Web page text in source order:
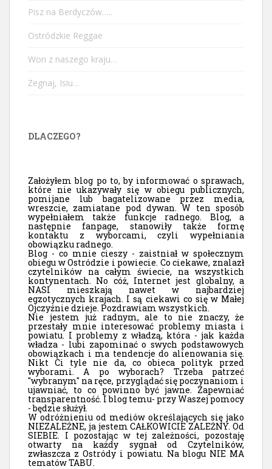
Pisz na Berdyczów…..
Ostródzkie Reggae
Won z naszego kraju…
Żegnaj, Isiu…
DLACZEGO?
Założyłem blog po to, by informować o sprawach,
które nie ukazywały się w obiegu publicznych,
pomijane lub bagatelizowane przez media,
wreszcie, zamiatane pod dywan. W ten sposób
wypełniałem także funkcje radnego. Blog, a
następnie fanpage, stanowiły także formę
kontaktu z wyborcami, czyli wypełniania
obowiązku radnego.
Blog - co mnie cieszy - zaistniał w społecznym
obiegu w Ostródzie i powiecie. Co ciekawe, znalazł
czytelników na całym świecie, na wszystkich
kontynentach. No cóż, Internet jest globalny, a
NASI mieszkają nawet w najbardziej
egzotycznych krajach. I są ciekawi co się w Małej
Ojczyźnie dzieje. Pozdrawiam wszystkich.
Nie jestem już radnym, ale to nie znaczy, że
przestały mnie interesować problemy miasta i
powiatu. I problemy z władzą, która - jak każda
władza - lubi zapominać o swych podstawowych
obowiązkach i ma tendencje do alienowania się.
Nikt Ci tyle nie da, co obieca polityk przed
wyborami. A po wyborach? Trzeba patrzeć
"wybranym" na ręce, przyglądać się poczynaniom i
ujawniać, to co powinno być jawne. Zapewniać
transparentność. I blog temu- przy Waszej pomocy
- będzie służył.
W odróżnieniu od mediów określających się jako
NIEZALEŻNE, ja jestem CAŁKOWICIE ZALEŻNY. Od
SIEBIE. I pozostając w tej zależności, pozostaję
otwarty na każdy sygnał od Czytelników,
zwłaszcza z Ostródy i powiatu. Na blogu NIE MA
tematów TABU.